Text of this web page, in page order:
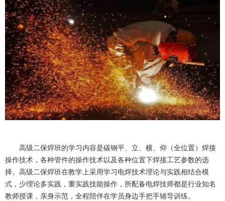
高级二保焊班的学习内容是碳钢平、立、横、仰（全位置）焊接
操作技术，各种管件的操作技术以及各种位置下焊接工艺参数的选
择。高级二保焊班在教学上采用学习电焊技术理论与实践相结合模
式，少理论多实践，重实践技能操作，所配备电焊技师都是行业知名
教师授课，亲身示范，全程陪伴在学员身边手把手辅导训练。